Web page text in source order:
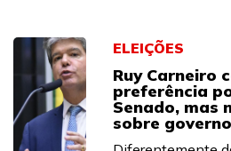
ELEIÇÕES
Ruy Carneiro
preferência
Senado, mas
sobre